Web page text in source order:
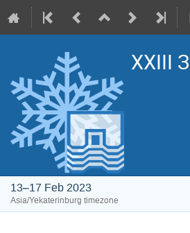
XXIII
13–17 Feb 2023
Asia/Yekaterinburg timezone